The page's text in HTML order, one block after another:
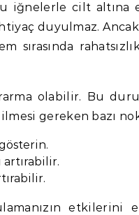
iğnelerle cilt altına
duyulmaz.
olabilir. Bu
gereken bazı
artırabilir.
etkilerini